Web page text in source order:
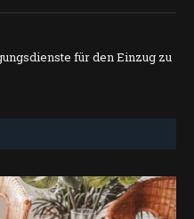
für den Einzug zu